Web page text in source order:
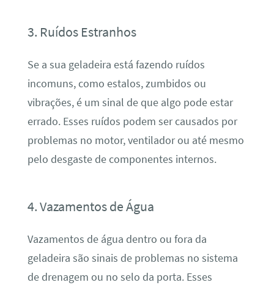
3. Ruídos Estranhos
Se a sua geladeira está fazendo ruídos
incomuns, como estalos, zumbidos ou
vibrações, é um sinal de que algo pode estar
errado. Esses ruídos podem ser causados por
problemas no motor, ventilador ou até mesmo
pelo desgaste de componentes internos.
4. Vazamentos de Água
Vazamentos de água dentro ou fora da
geladeira são sinais de problemas no sistema
de drenagem ou no selo da porta. Esses